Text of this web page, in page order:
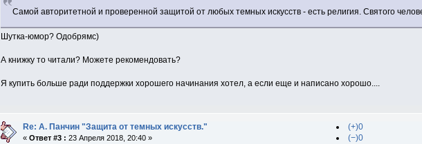
Самой авторитетной и проверенной защитой от любых темных искусств - есть религия. Святого
Шутка-юмор? Одобрямс)
А книжку то читали? Можете рекомендовать?
Я купить больше ради поддержки хорошего начинания хотел, а если еще и написано хорошо....
Re: А. Панчин "Защита от темных искусств."
«Ответ #3 : 23 Апреля 2018, 20:40 »
(+)0
(−)0